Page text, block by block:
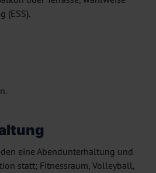
(ESS).
eine Abendunterhaltung und
statt; Fitnessraum, Volleyball,